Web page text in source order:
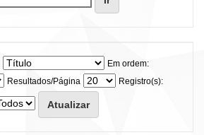
Em ordem:
Resultados/Página
Registro(s):